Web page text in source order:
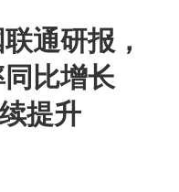
通研报，
比增长
提升